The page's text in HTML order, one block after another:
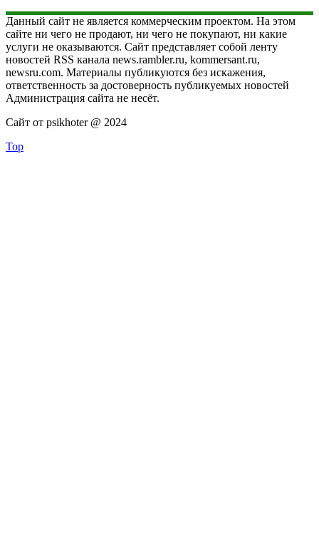
Данный сайт не является коммерческим проектом. На этом
сайте ни чего не продают, ни чего не покупают, ни какие
услуги не оказываются. Сайт представляет собой ленту
новостей RSS канала news.rambler.ru, kommersant.ru,
newsru.com. Материалы публикуются без искажения,
ответственность за достоверность публикуемых новостей
Администрация сайта не несёт.
Сайт от psikhoter @ 2024
Top